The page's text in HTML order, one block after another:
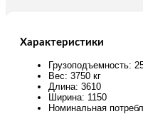
Характеристики
Грузоподъемность:
Вес: 3750 кг
Длина: 3610
Ширина: 1150
Номинальная